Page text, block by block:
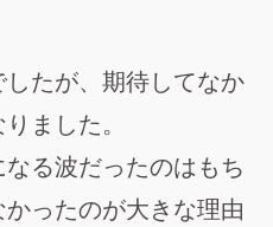
たが、期待してなか
ました。
る波だったのはもち
ったのが大きな理由